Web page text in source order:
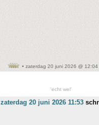
• zaterdag 20 juni 2026 @ 12:04
'echt wel'
zaterdag 20 juni 2026 11:53